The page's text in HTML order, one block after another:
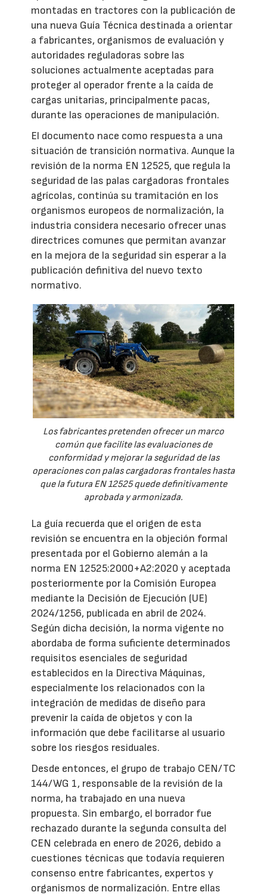
montadas en tractores con la publicación de
una nueva Guía Técnica destinada a orientar
a fabricantes, organismos de evaluación y
autoridades reguladoras sobre las
soluciones actualmente aceptadas para
proteger al operador frente a la caída de
cargas unitarias, principalmente pacas,
durante las operaciones de manipulación.
El documento nace como respuesta a una
situación de transición normativa. Aunque la
revisión de la norma EN 12525, que regula la
seguridad de las palas cargadoras frontales
agrícolas, continúa su tramitación en los
organismos europeos de normalización, la
industria considera necesario ofrecer unas
directrices comunes que permitan avanzar
en la mejora de la seguridad sin esperar a la
publicación definitiva del nuevo texto
normativo.
Los fabricantes pretenden ofrecer un marco
común que facilite las evaluaciones de
conformidad y mejorar la seguridad de las
operaciones con palas cargadoras frontales hasta
que la futura EN 12525 quede definitivamente
aprobada y armonizada.
La guía recuerda que el origen de esta
revisión se encuentra en la objeción formal
presentada por el Gobierno alemán a la
norma EN 12525:2000+A2:2020 y aceptada
posteriormente por la Comisión Europea
mediante la Decisión de Ejecución (UE)
2024/1256, publicada en abril de 2024.
Según dicha decisión, la norma vigente no
abordaba de forma suficiente determinados
requisitos esenciales de seguridad
establecidos en la Directiva Máquinas,
especialmente los relacionados con la
integración de medidas de diseño para
prevenir la caída de objetos y con la
información que debe facilitarse al usuario
sobre los riesgos residuales.
Desde entonces, el grupo de trabajo CEN/TC
144/WG 1, responsable de la revisión de la
norma, ha trabajado en una nueva
propuesta. Sin embargo, el borrador fue
rechazado durante la segunda consulta del
CEN celebrada en enero de 2026, debido a
cuestiones técnicas que todavía requieren
consenso entre fabricantes, expertos y
organismos de normalización. Entre ellas